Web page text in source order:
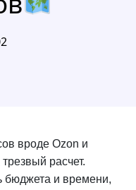
вроде Ozon и
расчет.
бюджета и времени,